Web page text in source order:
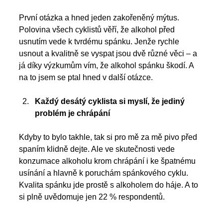
První otázka a hned jeden zakořeněný mýtus.
Polovina všech cyklistů věří, že alkohol před
usnutím vede k tvrdému spánku. Jenže rychle
usnout a kvalitně se vyspat jsou dvě různé věci – a
já díky výzkumům vím, že alkohol spánku škodí. A
na to jsem se ptal hned v další otázce.
Každý desátý cyklista si myslí, že jediný
problém je chrápání
Kdyby to bylo takhle, tak si pro mě za mě pivo před
spaním klidně dejte. Ale ve skutečnosti vede
konzumace alkoholu krom chrápání i ke špatnému
usínání a hlavně k poruchám spánkového cyklu.
Kvalita spánku jde prostě s alkoholem do háje. A to
si plně uvědomuje jen 22 % respondentů.